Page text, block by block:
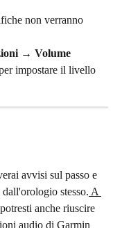
non verranno
→ Volume
impostare il livello
avvisi sul passo e
stesso. A
anche riuscire
audio di Garmin